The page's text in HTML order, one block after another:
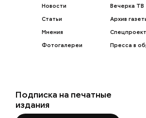
Новости
Статьи
Мнения
Фотогалереи
Вечерка ТВ
Архив
Пресса в
Подписка на печатные
издания